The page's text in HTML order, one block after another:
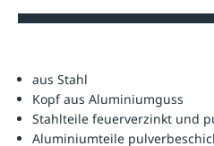
aus Stahl
Kopf aus Aluminiumguss
Stahlteile feuerverzinkt und
Aluminiumteile